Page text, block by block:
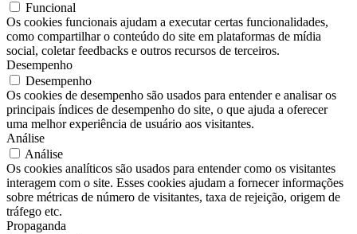
Funcional
Os cookies funcionais ajudam a executar certas funcionalidades,
como compartilhar o conteúdo do site em plataformas de mídia
social, coletar feedbacks e outros recursos de terceiros.
Desempenho
Desempenho
Os cookies de desempenho são usados ​​para entender e analisar os
principais índices de desempenho do site, o que ajuda a oferecer
uma melhor experiência de usuário aos visitantes.
Análise
Análise
Os cookies analíticos são usados ​​para entender como os visitantes
interagem com o site. Esses cookies ajudam a fornecer informações
sobre métricas de número de visitantes, taxa de rejeição, origem de
tráfego etc.
Propaganda